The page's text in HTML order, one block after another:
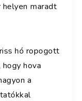
maradt
hó ropogott
hova
a